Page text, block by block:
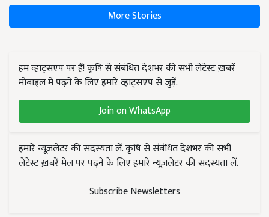
More Stories
हम व्हाट्सएप पर हैं! कृषि से संबंधित देशभर की सभी लेटेस्ट ख़बरें
मोबाइल में पढ़ने के लिए हमारे व्हाट्सएप से जुड़ें.
Join on WhatsApp
हमारे न्यूज़लेटर की सदस्यता लें. कृषि से संबंधित देशभर की सभी
लेटेस्ट ख़बरें मेल पर पढ़ने के लिए हमारे न्यूज़लेटर की सदस्यता लें.
Subscribe Newsletters